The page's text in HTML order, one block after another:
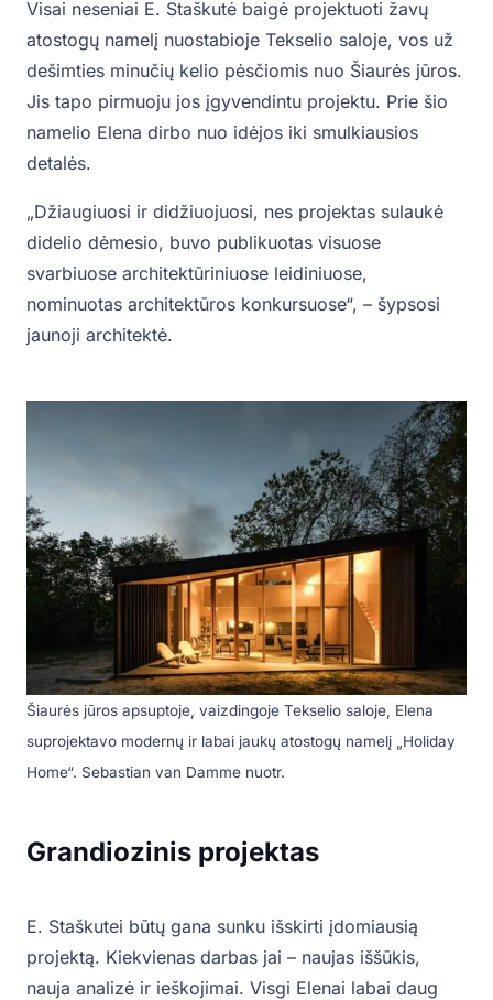
Visai neseniai E. Staškutė baigė projektuoti žavų
atostogų namelį nuostabioje Tekselio saloje, vos už
dešimties minučių kelio pėsčiomis nuo Šiaurės jūros.
Jis tapo pirmuoju jos įgyvendintu projektu. Prie šio
namelio Elena dirbo nuo idėjos iki smulkiausios
detalės.
„Džiaugiuosi ir didžiuojuosi, nes projektas sulaukė
didelio dėmesio, buvo publikuotas visuose
svarbiuose architektūriniuose leidiniuose,
nominuotas architektūros konkursuose“, – šypsosi
jaunoji architektė.
Šiaurės jūros apsuptoje, vaizdingoje Tekselio saloje, Elena
suprojektavo modernų ir labai jaukų atostogų namelį „Holiday
Home“. Sebastian van Damme nuotr.
Grandiozinis projektas
E. Staškutei būtų gana sunku išskirti įdomiausią
projektą. Kiekvienas darbas jai – naujas iššūkis,
nauja analizė ir ieškojimai. Visgi Elenai labai daug